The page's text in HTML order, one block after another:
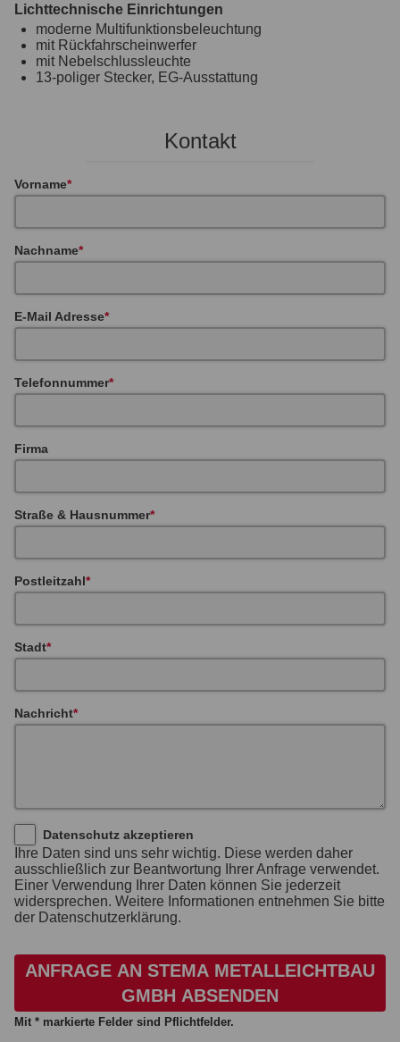
Lichttechnische Einrichtungen
moderne Multifunktionsbeleuchtung
mit Rückfahrscheinwerfer
mit Nebelschlussleuchte
13-poliger Stecker, EG-Ausstattung
Kontakt
Vorname
Nachname
E-Mail Adresse
Telefonnummer
Firma
Straße & Hausnummer
Postleitzahl
Stadt
Nachricht
Datenschutz akzeptieren
Ihre Daten sind uns sehr wichtig. Diese werden daher
ausschließlich zur Beantwortung Ihrer Anfrage verwendet.
Einer Verwendung Ihrer Daten können Sie jederzeit
widersprechen. Weitere Informationen entnehmen Sie bitte
der Datenschutzerklärung.
ANFRAGE AN STEMA METALLEICHTBAU
GMBH ABSENDEN
Mit * markierte Felder sind Pflichtfelder.